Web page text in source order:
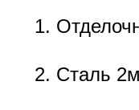
Сталь